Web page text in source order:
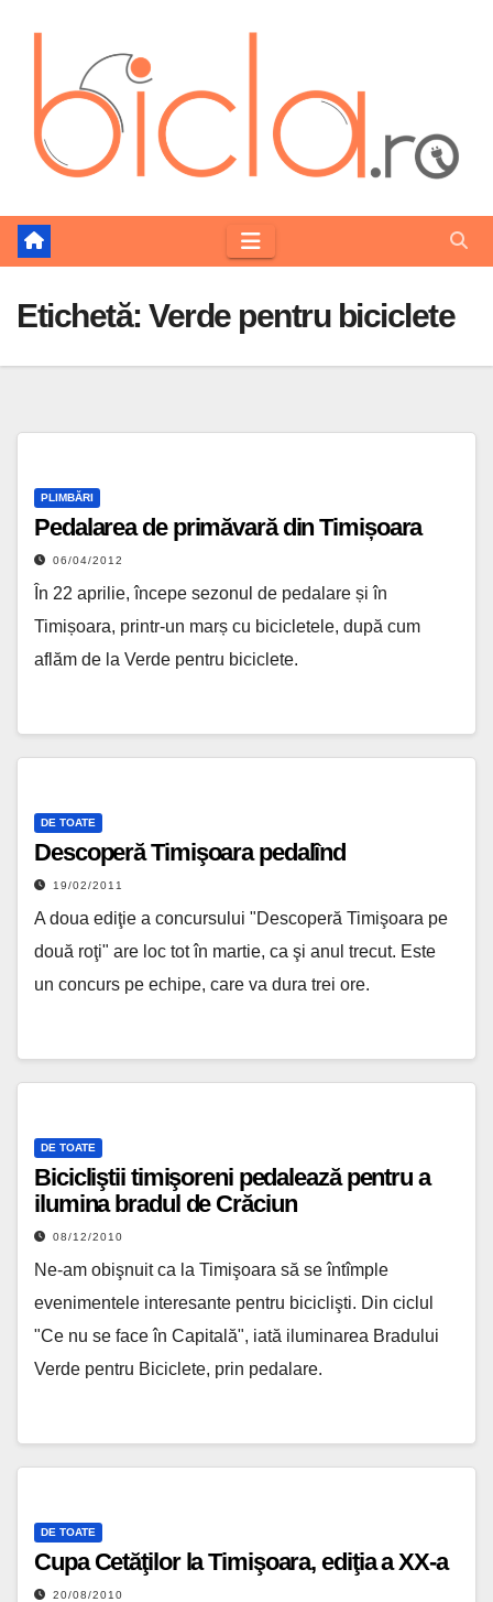
Etichetă: Verde pentru biciclete
PLIMBĂRI
Pedalarea de primăvară din Timișoara
06/04/2012
În 22 aprilie, începe sezonul de pedalare și în
Timișoara, printr-un marș cu bicicletele, după cum
aflăm de la Verde pentru biciclete.
DE TOATE
Descoperă Timişoara pedalînd
19/02/2011
A doua ediţie a concursului "Descoperă Timişoara pe
două roţi" are loc tot în martie, ca şi anul trecut. Este
un concurs pe echipe, care va dura trei ore.
DE TOATE
Bicicliştii timişoreni pedalează pentru a
ilumina bradul de Crăciun
08/12/2010
Ne-am obişnuit ca la Timişoara să se întîmple
evenimentele interesante pentru biciclişti. Din ciclul
"Ce nu se face în Capitală", iată iluminarea Bradului
Verde pentru Biciclete, prin pedalare.
DE TOATE
Cupa Cetăţilor la Timişoara, ediţia a XX-a
20/08/2010